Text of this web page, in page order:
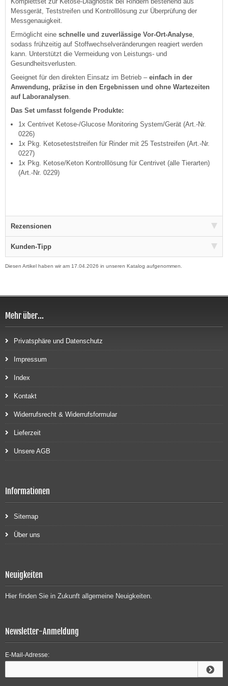
Messgerät, Teststreifen und Kontrolllösung zur Überprüfung der
Messgenauigkeit.
Ermöglicht eine schnelle und zuverlässige Vor-Ort-Analyse,
sodass frühzeitig auf Stoffwechselveränderungen reagiert werden
kann. Unterstützt die Vermeidung von Leistungs- und
Gesundheitsverlusten.
Geeignet für den direkten Einsatz im Betrieb – einfach in der
Anwendung, präzise in den Ergebnissen und ohne Wartezeiten
auf Laboranalysen.
Das Set umfasst folgende Produkte:
1x Centrivet Ketose-/Glucose Monitoring System/Gerät (Art.-Nr.
0226)
1x Pkg. Ketoseteststreifen für Rinder mit 25 Teststreifen (Art.-Nr.
0227)
1x Pkg. Ketose/Keton Kontrolllösung für Centrivet (alle Tierarten)
(Art.-Nr. 0229)
Rezensionen
Kunden-Tipp
Diesen Artikel haben wir am 17.04.2026 in unseren Katalog aufgenommen.
Mehr über...
Privatsphäre und Datenschutz
Impressum
Index
Kontakt
Widerrufsrecht & Widerrufsformular
Lieferzeit
Unsere AGB
Informationen
Sitemap
Über uns
Neuigkeiten
Hier finden Sie in Zukunft allgemeine Neuigkeiten.
Newsletter-Anmeldung
E-Mail-Adresse: